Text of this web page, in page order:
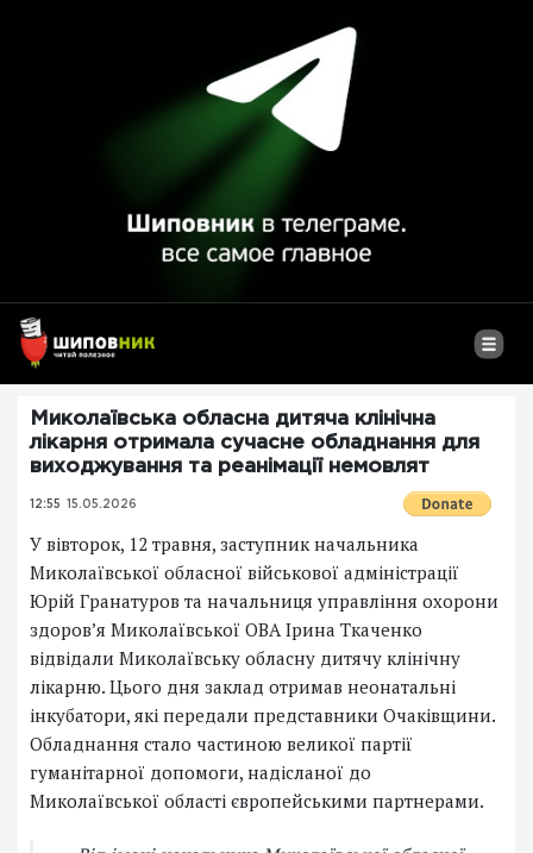
Миколаївська обласна дитяча клінічна
лікарня отримала сучасне обладнання для
виходжування та реанімації немовлят
12:55 15.05.2026
У вівторок, 12 травня, заступник начальника
Миколаївської обласної військової адміністрації
Юрій Гранатуров та начальниця управління охорони
здоров’я Миколаївської ОВА Ірина Ткаченко
відвідали Миколаївську обласну дитячу клінічну
лікарню. Цього дня заклад отримав неонатальні
інкубатори, які передали представники Очаківщини.
Обладнання стало частиною великої партії
гуманітарної допомоги, надісланої до
Миколаївської області європейськими партнерами.